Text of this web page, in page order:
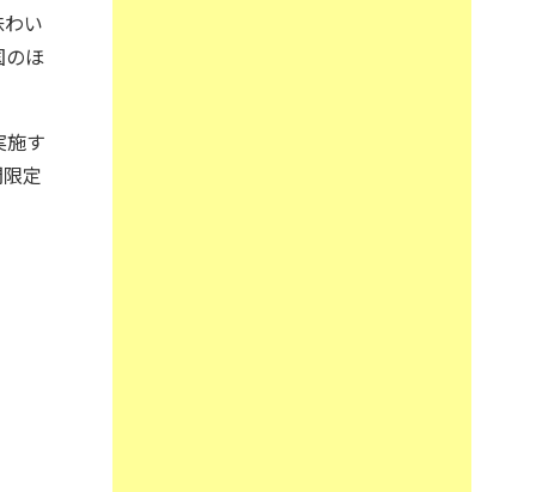
い
のほ
す
定